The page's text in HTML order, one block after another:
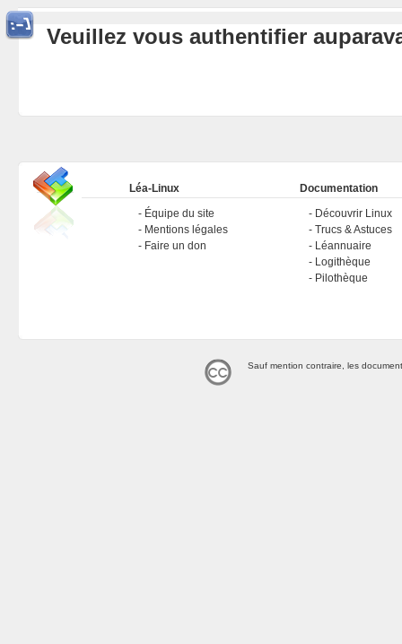
Veuillez vous authentifier
Léa-Linux
Équipe du site
Mentions légales
Faire un don
Documentation
Découvrir Linux
Trucs & Astuces
Léannuaire
Logithèque
Pilothèque
Sauf mention contraire, les